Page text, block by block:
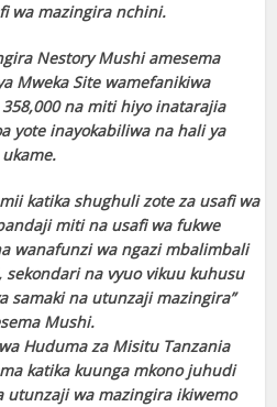
wa mazingira nchini.
Nestory Mushi amesema
Mweka Site wamefanikiwa
na miti hiyo inatarajia
yote inayokabiliwa na hali ya
ukame.
katika shughuli zote za usafi wa
miti na usafi wa fukwe
wanafunzi wa ngazimbalimbali
na vyuo vikuu kuhusu
samaki na utunzaji mazingira”
Mushi.
Huduma za Misitu Tanzania
katika kuunga mkono juhudi
utunzaji wa mazingira ikiwemo